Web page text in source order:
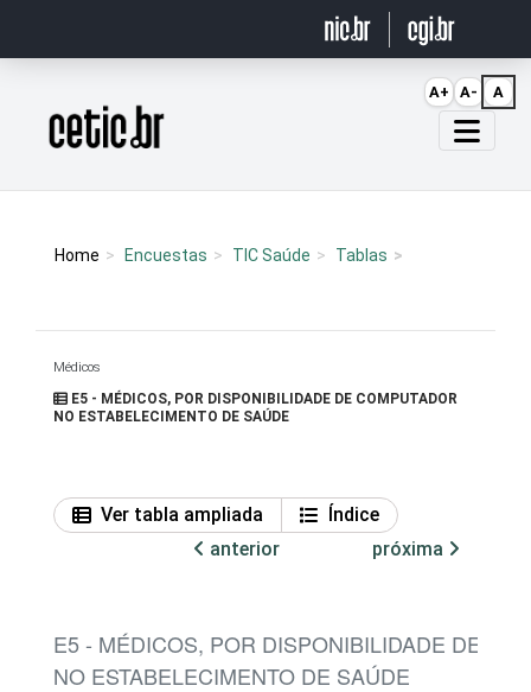
Página inicial
Home Encuestas TIC Saúde Tablas
Médicos
E5 - MÉDICOS, POR DISPONIBILIDADE DE COMPUTADOR
NO ESTABELECIMENTO DE SAÚDE
Ver tabla ampliada
Índice
anterior
próxima
E5 - MÉDICOS, POR DISPONIBILIDADE DE
NO ESTABELECIMENTO DE SAÚDE
A+ A- A